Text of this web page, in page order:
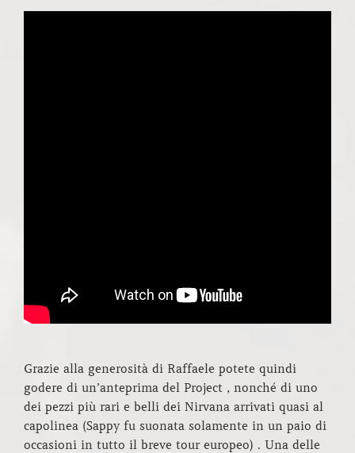
Grazie alla generosità di Raffaele potete quindi
godere di un’anteprima del Project , nonché di uno
dei pezzi più rari e belli dei Nirvana arrivati quasi al
capolinea (Sappy fu suonata solamente in un paio di
occasioni in tutto il breve tour europeo) . Una delle